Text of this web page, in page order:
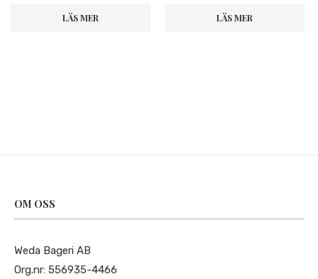
LÄS MER LÄS MER
OM OSS
Weda Bageri AB
Org.nr: 556935-4466